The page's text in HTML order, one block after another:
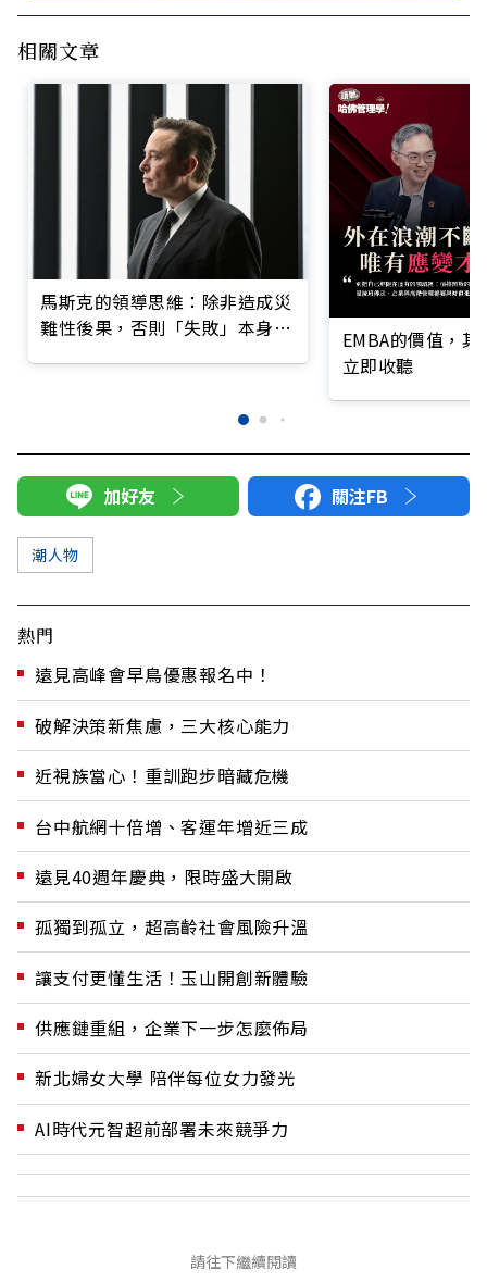
相關文章
馬斯克的領導思維：除非造成災
難性後果，否則「失敗」本身根
EMBA的價值，
立即收聽
加好友 關注FB
潮人物
熱門
遠見高峰會早鳥優惠報名中！
破解決策新焦慮，三大核心能力
近視族當心！重訓跑步暗藏危機
台中航網十倍增、客運年增近三成
遠見40週年慶典，限時盛大開啟
孤獨到孤立，超高齡社會風險升溫
讓支付更懂生活！玉山開創新體驗
供應鏈重組，企業下一步怎麼佈局
新北婦女大學 陪伴每位女力發光
AI時代元智超前部署未來競爭力
請往下繼續閱讀